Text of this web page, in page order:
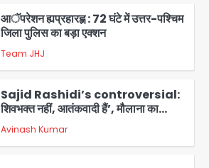
आॅपरेशन ह्यप्रहारह्ण : 72 घंटे में उत्तर-पश्चिम
जिला पुलिस का बड़ा एक्शन
Team JHJ
Sajid Rashidi’s controversial:
शिवभक्त नहीं, आतंकवादी हैं’, मौलाना का
कांवड़ियों पर विवादित बयान, BJP विधायक ने
कराई FIR, NSA की मांग
Avinash Kumar